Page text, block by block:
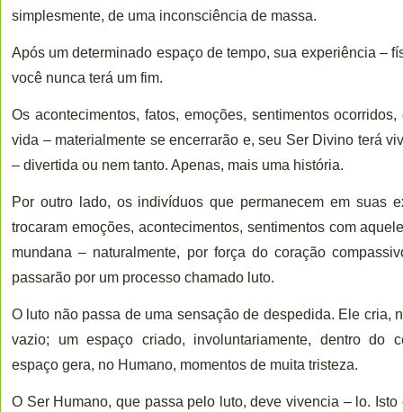
simplesmente, de uma inconsciência de massa.
Após um determinado espaço de tempo, sua experiência –
você nunca terá um fim.
Os acontecimentos, fatos, emoções, sentimentos
vida – materialmente se encerrarão e, seu Ser Divino terá
– divertida ou nem tanto. Apenas, mais uma história.
Por outro lado, os indivíduos que permanecem em suas
trocaram emoções, acontecimentos, sentimentos com
mundana – naturalmente, por força do coração
passarão por um processo chamado luto.
O luto não passa de uma sensação de despedida. Ele cria,
vazio; um espaço criado, involuntariamente, dentro do
espaço gera, no Humano, momentos de muita tristeza.
O Ser Humano, que passa pelo luto, deve vivencia – lo.